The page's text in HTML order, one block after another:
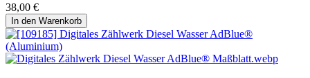
38,00 €
In den Warenkorb